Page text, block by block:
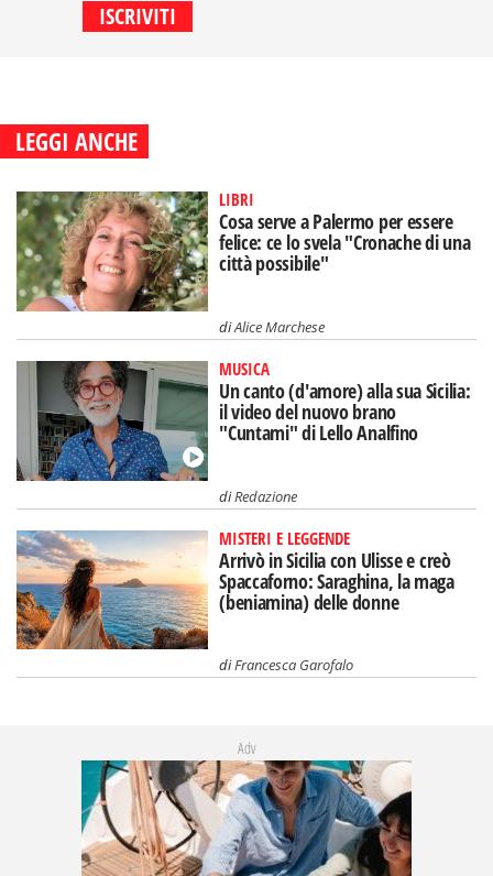
LEGGI ANCHE
LIBRI
Cosa serve a Palermo per essere
felice: ce lo svela "Cronache di una
città possibile"
diAlice Marchese
MUSICA
Un canto (d'amore) alla sua Sicilia:
il video del nuovo brano
"Cuntami" di Lello Analfino
diRedazione
MISTERI E LEGGENDE
Arrivò in Sicilia con Ulisse e creò
Spaccaforno: Saraghina, la maga
(beniamina) delle donne
diFrancesca Garofalo
Adv